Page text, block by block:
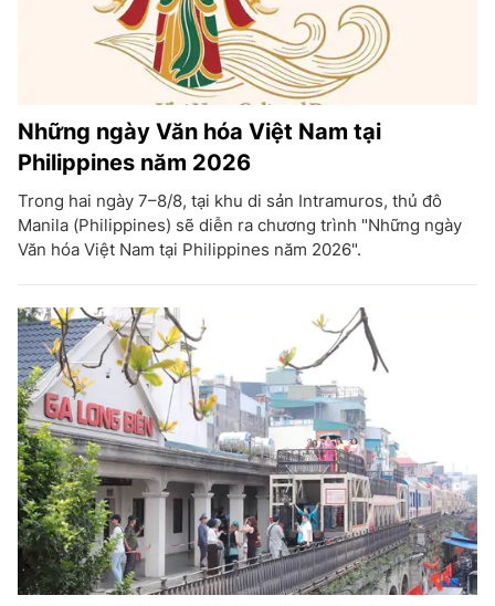
Những ngày Văn hóa Việt Nam tại
Philippines năm 2026
Trong hai ngày 7–8/8, tại khu di sản Intramuros, thủ đô
Manila (Philippines) sẽ diễn ra chương trình "Những ngày
Văn hóa Việt Nam tại Philippines năm 2026".